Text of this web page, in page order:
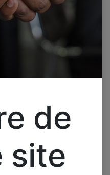
de
site